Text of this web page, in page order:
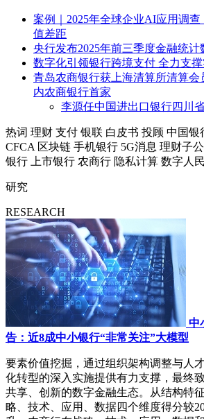
案例｜2025年全球企业AI应用调
值差距
央行发布2025年前三季度金融统计
数字化引领银行跨境支付 全力支
青岛农商银行获上海清算所清算会
内农商银行首家
李源任中国进出口银行四川
热词 理财 支付 银联 白皮书 投顾 中国银
CFCA 区块链 手机银行 5G消息 理财子公
银行
上市银行 农商行 隐私计算 数字人
研究
RESEARCH
中
告：近8成中小银行“非常关注”大模型
要素价值挖掘，通过组织架构调整与人
化转型的深入实施提供有力支撑，最终
共享、创新的数字金融生态。从结构特
略、技术、应用、数据四个维度得分较